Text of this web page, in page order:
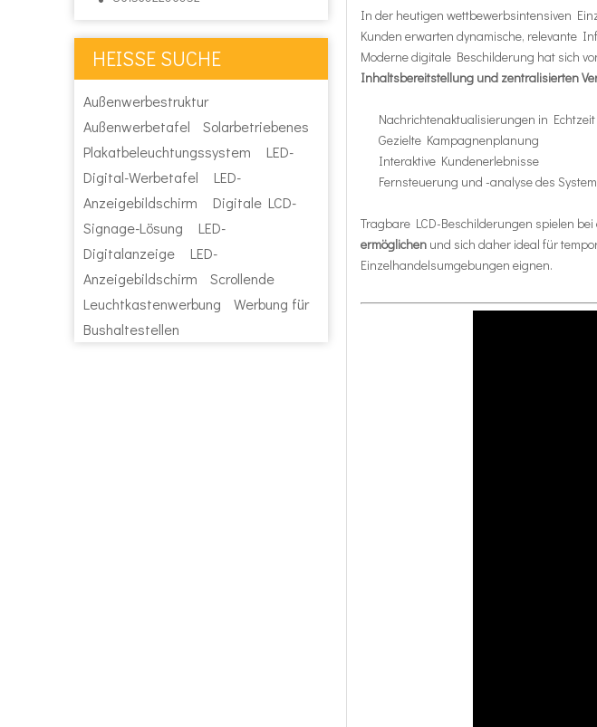
HEISSE SUCHE
Außenwerbestruktur
Außenwerbetafel
Solarbetriebenes
Plakatbeleuchtungssystem
LED-
Digital-Werbetafel
LED-
Anzeigebildschirm
Digitale LCD-
Signage-Lösung
LED-
Digitalanzeige
LED-
Anzeigebildschirm
Scrollende
Leuchtkastenwerbung
Werbung für
Bushaltestellen
In der heutigen wettbewerbsintensiven
Kunden erwarten dynamische, relevante
Moderne digitale Beschilderung hat sich
Inhaltsbereitstellung und zentralisierten
Nachrichtenaktualisierungen in Echtzeit
Gezielte Kampagnenplanung
Interaktive Kundenerlebnisse
Fernsteuerung und -analyse des
Tragbare LCD-Beschilderungen spielen
ermöglichen und sich daher ideal für
Einzelhandelsumgebungen eignen.